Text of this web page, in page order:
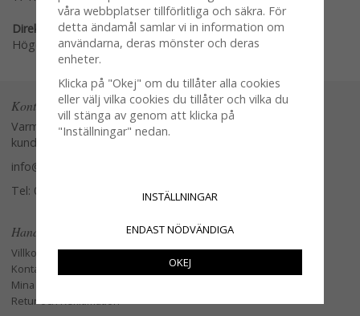
Direktlänk:
Högerklicka och kopiera adressen
Kontakta oss
Varmt välkommen att kontakta vår
kundtjänst.
info@glasverandan.se
Tel: 079-3495968
Handla
Villkor
Kontakta oss
Mina favoriter
Retur och Reklamation
våra webbplatser tillförlitliga och säkra. För
detta ändamål samlar vi in information om
användarna, deras mönster och deras
enheter.
Klicka på "Okej" om du tillåter alla cookies
eller välj vilka cookies du tillåter och vilka du
vill stänga av genom att klicka på
"Inställningar" nedan.
INSTÄLLNINGAR
ENDAST NÖDVÄNDIGA
OKEJ